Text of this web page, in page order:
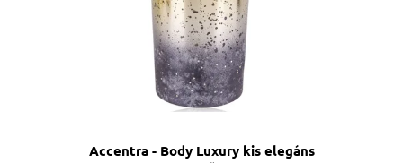
Accentra - Body Luxury kis elegáns